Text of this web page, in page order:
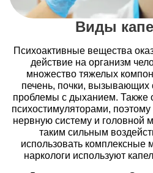
Виды
Психоактивные вещества
действие на организм
множество тяжелых
печень, почки, вызывающих
проблемы с дыханием.
психостимуляторами,
нервную систему и головной
таким сильным
использовать
наркологи используют